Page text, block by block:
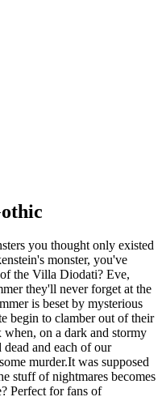
you thought only existed
monster, you've
the Villa Diodati? Eve,
they'll never forget at the
is beset by mysterious
begin to clamber out of their
on a dark and stormy
and each of our
murder.It was supposed
stuff of nightmares becomes
Perfect for fans of